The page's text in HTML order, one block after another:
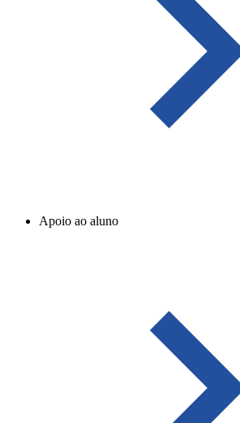
Apoio ao aluno